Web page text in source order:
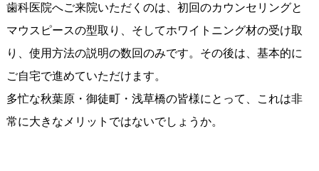
歯科医院へご来院いただくのは、初回のカウンセリングと
マウスピースの型取り、そしてホワイトニング材の受け取
り、使用方法の説明の数回のみです。その後は、基本的に
ご自宅で進めていただけます。
多忙な秋葉原・御徒町・浅草橋の皆様にとって、これは非
常に大きなメリットではないでしょうか。